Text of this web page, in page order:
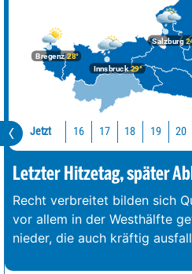
Bregenz28°
Innsbruck29°
Salzburg
Jetzt 16 17 18 19 20
Letzter Hitzetag, später
Recht verbreitet bilden sich
vor allem in der Westhälfte
nieder, die auch kräftig